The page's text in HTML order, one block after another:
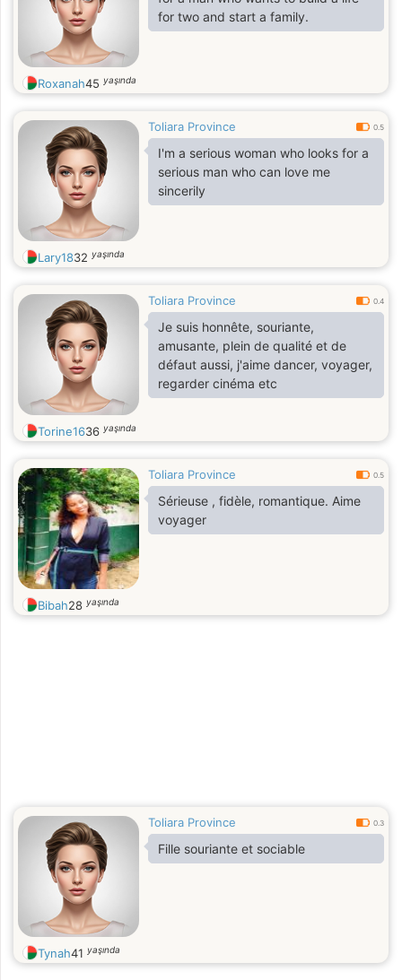
for two and start a family.
Roxanah45 yaşında
Toliara Province 0.5
I'm a serious woman who looks for a
serious man who can love me
sincerily
Lary1832 yaşında
Toliara Province 0.4
Je suis honnête, souriante,
amusante, plein de qualité et de
défaut aussi, j'aime dancer, voyager,
regarder cinéma etc
Torine1636 yaşında
Toliara Province 0.5
Sérieuse , fidèle, romantique. Aime
voyager
Bibah28 yaşında
Toliara Province 0.3
Fille souriante et sociable
Tynah41 yaşında